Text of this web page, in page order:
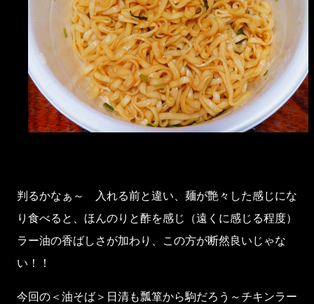
判るかなぁ～ 入れる前と違い、麺が艶々した感じにな
り食べると、ほんのりと酢を感じ（遠くに感じる程度）
ラー油の香ばしさが加わり、この方が断然良いじゃな
い！！
今回の＜油そば＞日清も瓢箪から駒だろう～チキンラー